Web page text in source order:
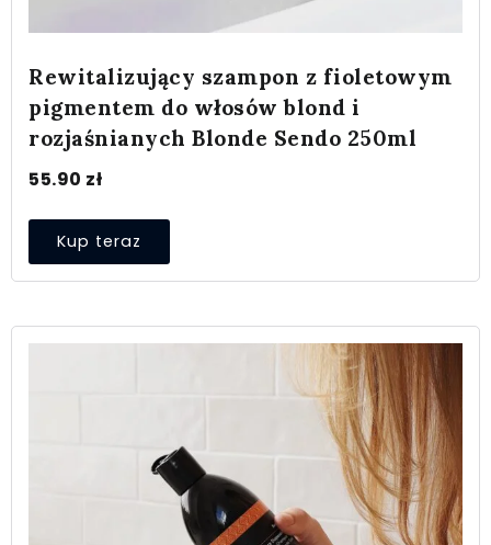
Rewitalizujący szampon z fioletowym
pigmentem do włosów blond i
rozjaśnianych Blonde Sendo 250ml
55.90 zł
Kup teraz